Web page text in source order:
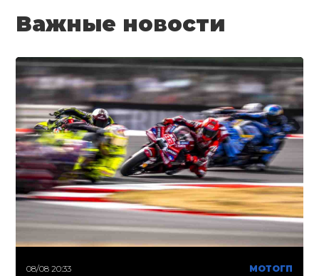
Важные новости
08/08 20:33 МОТОГП